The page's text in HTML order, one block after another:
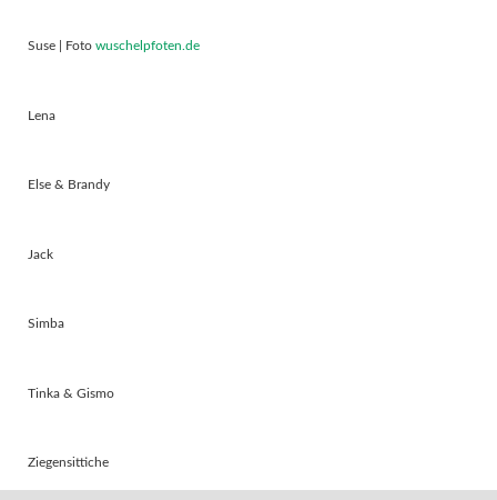
Suse | Foto wuschelpfoten.de
Lena
Else & Brandy
Jack
Simba
Tinka & Gismo
Ziegensittiche